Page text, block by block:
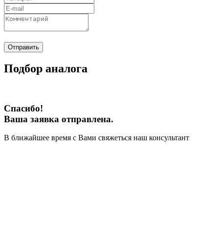
Отправить
Подбор аналога
Спасибо!
Ваша заявка отправлена.
В ближайшее время с Вами свяжеться наш консультант